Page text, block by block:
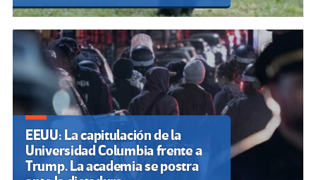
EEUU: La capitulación de la
Universidad Columbia frente a
Trump. La academia se postra